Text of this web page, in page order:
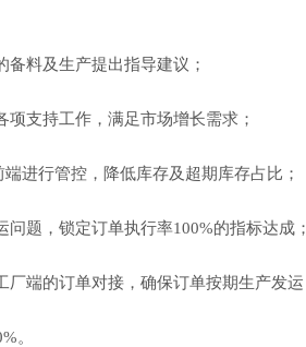
料及生产提出指导建议；
支持工作，满足市场增长需求；
进行管控，降低库存及超期库存占比；
题，锁定订单执行率100%的指标达成；
端的订单对接，确保订单按期生产发运
。